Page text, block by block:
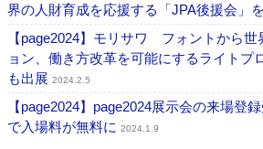
界の人財育成を応援する「JPA後援会」
【page2024】モリサワ フォントから世
ョン、働き方改革を可能にするライトプ
も出展 2024.2.5
【page2024】page2024展示会の来場登
で入場料が無料に 2024.1.9